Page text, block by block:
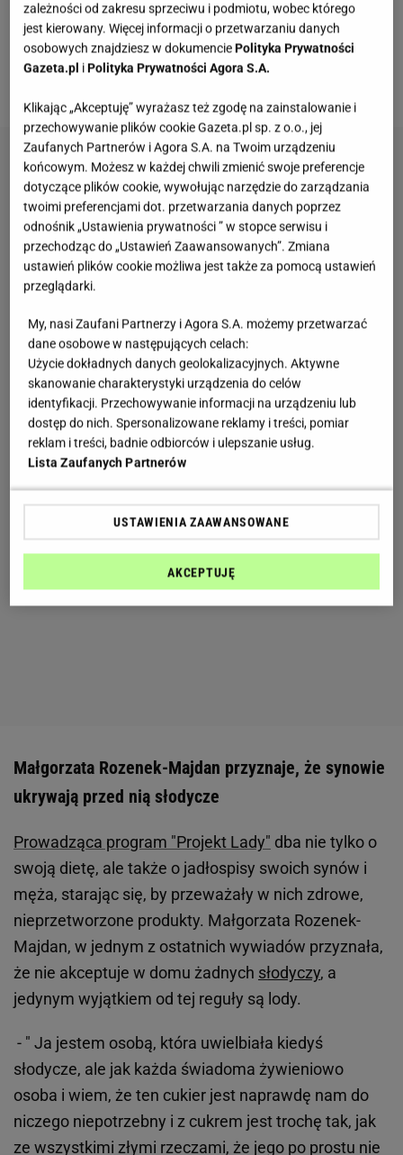
je najpóźniej o 19:00. Jedną z najistotniejszych
zasad jejdietyjest jednak wykluczenie z diety cukru,
co stara się wdrożyć również u swoich synów,
Małgorzata Rozenek-Majdan przyznaje, że synowie
ukrywają przed nią słodycze
Prowadząca program "Projekt Lady" dba nie tylko o
swoją dietę, ale także o jadłospisy swoich synów i
męża, starając się, by przeważały w nich zdrowe,
nieprzetworzone produkty. Małgorzata Rozenek-
Majdan, w jednym z ostatnich wywiadów przyznała,
że nie akceptuje w domu żadnych słodyczy, a
jedynym wyjątkiem od tej reguły są lody.
- " Ja jestem osobą, która uwielbiała kiedyś
słodycze, ale jak każda świadoma żywieniowo
osoba i wiem, że ten cukier jest naprawdę nam do
niczego niepotrzebny i z cukrem jest trochę tak, jak
ze wszystkimi złymi rzeczami, że jego po prostu nie
zależności od zakresu sprzeciwu i podmiotu, wobec którego
jest kierowany. Więcej informacji o przetwarzaniu danych
osobowych znajdziesz w dokumencie Polityka Prywatności
Gazeta.pl i Polityka Prywatności Agora S.A.
Klikając „Akceptuję” wyrażasz też zgodę na zainstalowanie i
przechowywanie plików cookie Gazeta.pl sp. z o.o., jej
Zaufanych Partnerów i Agora S.A. na Twoim urządzeniu
końcowym. Możesz w każdej chwili zmienić swoje preferencje
dotyczące plików cookie, wywołując narzędzie do zarządzania
twoimi preferencjami dot. przetwarzania danych poprzez
odnośnik „Ustawienia prywatności ” w stopce serwisu i
przechodząc do „Ustawień Zaawansowanych”. Zmiana
ustawień plików cookie możliwa jest także za pomocą ustawień
przeglądarki.
My, nasi Zaufani Partnerzy i Agora S.A. możemy przetwarzać
dane osobowe w następujących celach:
Użycie dokładnych danych geolokalizacyjnych. Aktywne
skanowanie charakterystyki urządzenia do celów
identyfikacji. Przechowywanie informacji na urządzeniu lub
dostęp do nich. Spersonalizowane reklamy i treści, pomiar
reklam i treści, badnie odbiorców i ulepszanie usług.
Lista Zaufanych Partnerów
USTAWIENIA ZAAWANSOWANE
AKCEPTUJĘ